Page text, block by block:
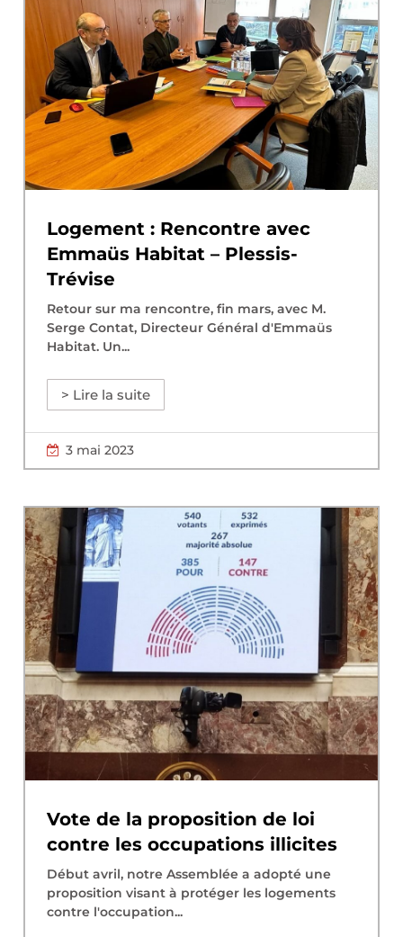
Logement : Rencontre avec
Emmaüs Habitat – Plessis-
Trévise
Retour sur ma rencontre, fin mars, avec M.
Serge Contat, Directeur Général d'Emmaüs
Habitat. Un...
> Lire la suite
3 mai 2023
Vote de la proposition de loi
contre les occupations illicites
Début avril, notre Assemblée a adopté une
proposition visant à protéger les logements
contre l'occupation...